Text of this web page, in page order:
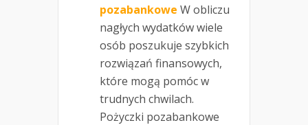
pozabankowe W obliczu
nagłych wydatków wiele
osób poszukuje szybkich
rozwiązań finansowych,
które mogą pomóc w
trudnych chwilach.
Pożyczki pozabankowe